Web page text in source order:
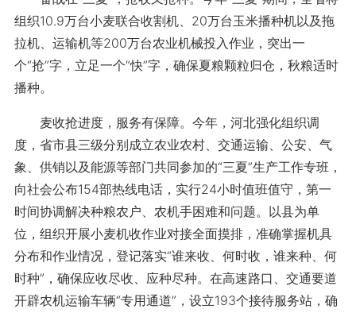
组织10.9万台小麦联合收割机、20万台玉米播种机以及拖
拉机、运输机等200万台农业机械投入作业，突出一
个“抢”字，立足一个“快”字，确保夏粮颗粒归仓，秋粮适时
播种。
麦收抢进度，服务有保障。今年，河北强化组织调
度，省市县三级分别成立农业农村、交通运输、公安、气
象、供销以及能源等部门共同参加的“三夏”生产工作专班，
向社会公布154部热线电话，实行24小时值班值守，第一
时间协调解决种粮农户、农机手困难和问题。以县为单
位，组织开展小麦机收作业对接全面摸排，准确掌握机具
分布和作业情况，登记落实“谁来收、何时收，谁来种、何
时种”，确保应收尽收、应种尽种。在高速路口、交通要道
开辟农机运输车辆“专用通道”，设立193个接待服务站，确